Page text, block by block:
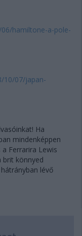
hamiltone-a-pole-
10/07/japan-
Ha
mindenképpen
Ferrarira Lewis
brit könnyed
lévő